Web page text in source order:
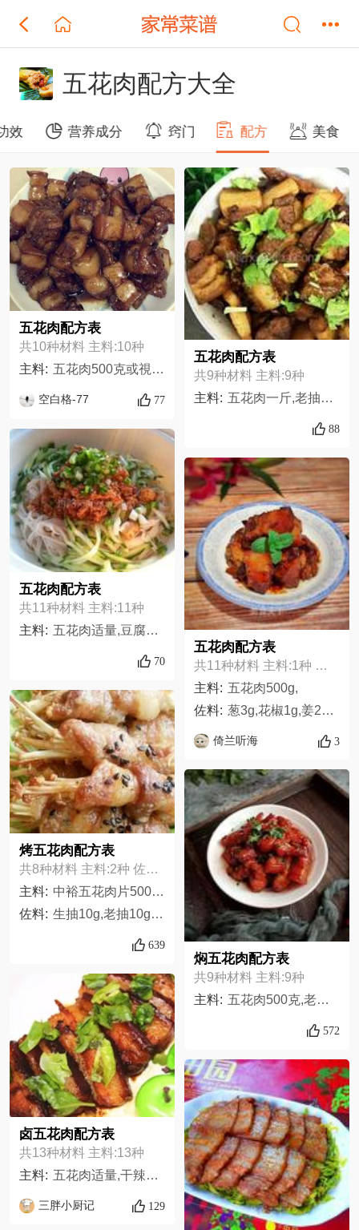
五花肉配方大全
效 营养成分 窍门 配方 美食
五花肉配方表
共10种材料 主料:10种
主料: 五花肉500克或視人数而定,姜少量,蒜头3到5瓣,花椒一小把,桂皮一小块,八角2到3个,冰糖5到8个,酱油少许,醋少许,盐少许
空白格-77 77
五花肉配方表
共11种材料 主料:11种
主料: 五花肉适量,豆腐干适量,盐适量,甜面酱适量,十三香适量,熟芝麻适量,辣椒粉适量,郫县豆瓣酱适量,胡椒粉适量,酱油适量,葱姜蒜适量
70
烤五花肉配方表
共8种材料 主料:2种 佐料:6种
主料: 中裕五花肉片500g,金针菇300g
佐料: 生抽10g,老抽10g,盐适量,黑胡椒粉适量,糖适量,黑芝麻适量
639
卤五花肉配方表
共13种材料 主料:13种
主料: 五花肉适量,干辣椒适量,姜适量,蒜适量,料酒适量,蚝油适量,桂皮适量,香叶适量,茴香适量,酱油适量,醋适量,香油适量,盐适量
三胖小厨记 129
五花肉配方表
共9种材料 主料:9种
主料: 五花肉一斤,老抽适量,生粉适量,沙茶酱适量,白糖适量,酱油适量,姜适晕,陈皮适量,卤料一包,
88
五花肉配方表
共11种材料 主料:1种 佐料:10种
主料: 五花肉500g,
佐料: 葱3g,花椒1g,姜2g,八角1g,草果1g,生抽2匙,老抽1匙,料酒1匙,冰糖2g,十三香5g
倚兰听海 3
焖五花肉配方表
共9种材料 主料:9种
主料: 五花肉500克,老抽半汤匙,生抽2汤匙,冰糖20克,南乳1汤匙,葱头1把,香菜头3根,五香粉1盐勺,八角1个,
572